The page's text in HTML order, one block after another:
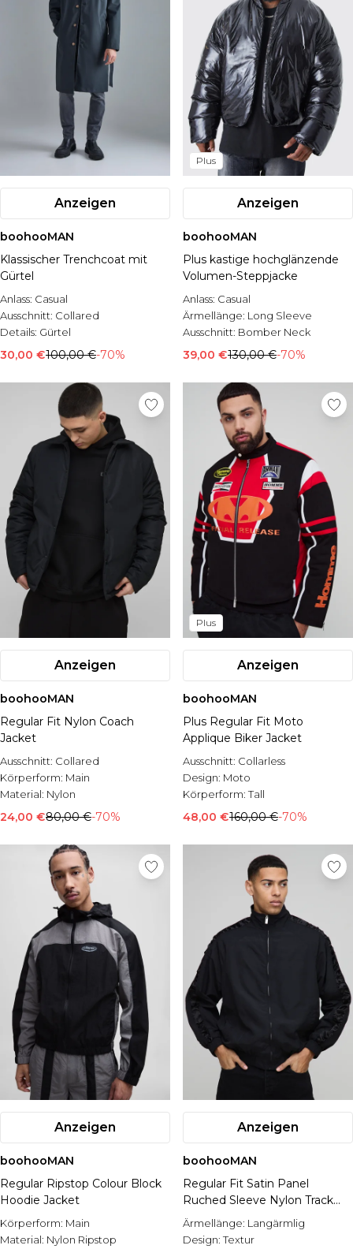
Anzeigen
boohooMAN
Klassischer Trenchcoat mit
Gürtel
Anlass: Casual
Ausschnitt: Collared
Details: Gürtel
30,00 €100,00 €-70%
Plus
Anzeigen
boohooMAN
Plus kastige hochglänzende
Volumen-Steppjacke
Anlass: Casual
Ärmellänge: Long Sleeve
Ausschnitt: Bomber Neck
39,00 €130,00 €-70%
Anzeigen
boohooMAN
Regular Fit Nylon Coach
Jacket
Ausschnitt: Collared
Körperform: Main
Material: Nylon
24,00 €80,00 €-70%
Plus
Anzeigen
boohooMAN
Plus Regular Fit Moto
Applique Biker Jacket
Ausschnitt: Collarless
Design: Moto
Körperform:Tall
48,00 €160,00 €-70%
Anzeigen
boohooMAN
Regular Ripstop Colour Block
Hoodie Jacket
Körperform: Main
Material: Nylon Ripstop
Anzeigen
boohooMAN
Regular Fit Satin Panel
Ruched Sleeve Nylon Track
Jacket
Ärmellänge: Langärmlig
Design:Textur